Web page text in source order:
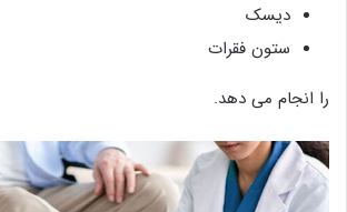
دیسک
ستون فقرات
را انجام می دهد.